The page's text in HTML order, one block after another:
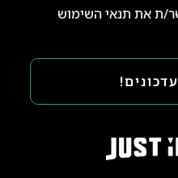
ת את תנאי השימוש